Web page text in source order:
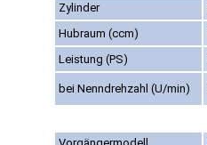
Zylinder
Hubraum (ccm)
Leistung (PS)
bei Nenndrehzahl (U/min)